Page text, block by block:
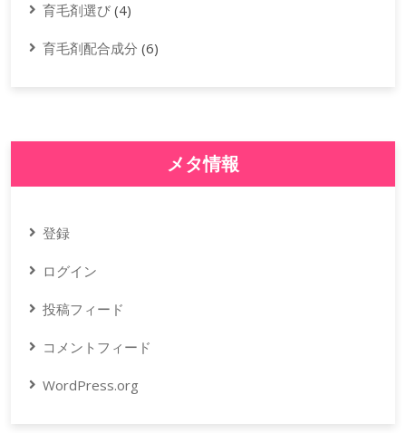
育毛剤選び (4)
育毛剤配合成分 (6)
メタ情報
登録
ログイン
投稿フィード
コメントフィード
WordPress.org